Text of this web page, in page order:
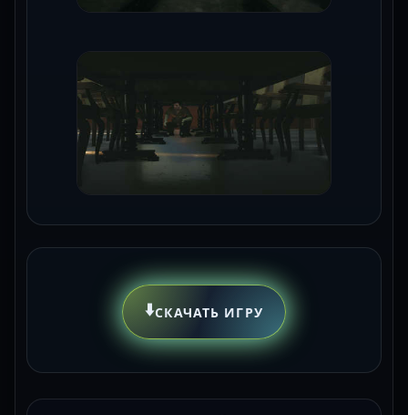
⬇️СКАЧАТЬ ИГРУ